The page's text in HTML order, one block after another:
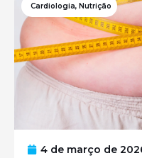
Cardiologia, Nutrição
4 de março de